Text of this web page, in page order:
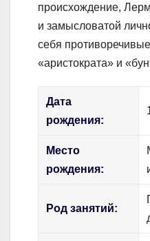
происхождение,
и замысловатой
себя
«аристократа» и
Дата
рождения:
Место
рождения:
Род занятий: